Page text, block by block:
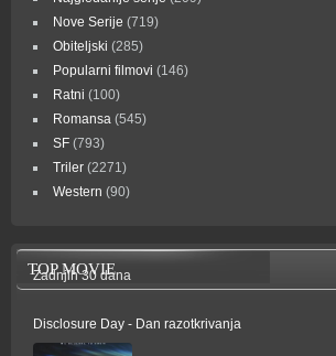
Nove Serije (719)
Obiteljski (285)
Popularni filmovi (146)
Ratni (100)
Romansa (545)
SF (793)
Triler (2271)
Western (90)
TOP MOVIE
Zadnjih 30 dana
Disclosure Day - Dan razotkrivanja